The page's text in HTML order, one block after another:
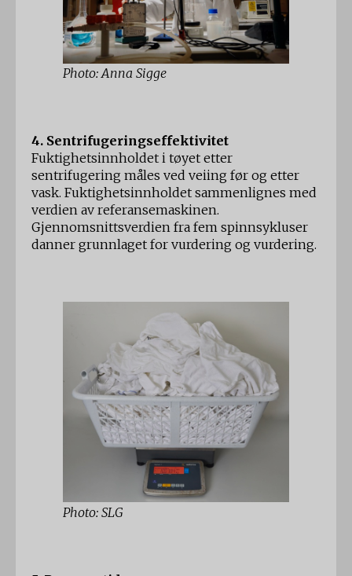
Photo: Anna Sigge
4. Sentrifugeringseffektivitet
Fuktighetsinnholdet i tøyet etter
sentrifugering måles ved veiing før og etter
vask. Fuktighetsinnholdet sammenlignes med
verdien av referansemaskinen.
Gjennomsnittsverdien fra fem spinnsykluser
danner grunnlaget for vurdering og vurdering.
Photo: SLG